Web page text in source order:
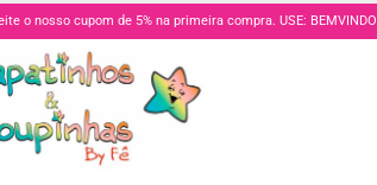
o nosso cupom de 5% na primeira compra. USE: BEMVINDO